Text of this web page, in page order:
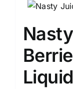
Liquid